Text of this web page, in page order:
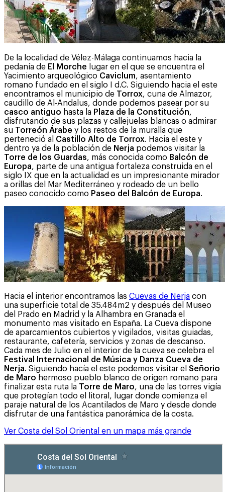
De la localidad de Vélez-Málaga continuamos hacia la
pedanía de El Morche lugar en el que se encuentra el
Yacimiento arqueológico Caviclum, asentamiento
romano fundado en el siglo I d.C. Siguiendo hacia el este
encontramos el municipio de Torrox, cuna de Almazor,
caudillo de Al-Andalus, donde podemos pasear por su
casco antiguo hasta la Plaza de la Constitución,
disfrutando de sus plazas y callejuelas blancas o admirar
su Torreón Árabe y los restos de la muralla que
perteneció al Castillo Alto de Torrox. Hacia el este y
dentro ya de la población de Nerja podemos visitar la
Torre de los Guardas, más conocida como Balcón de
Europa, parte de una antigua fortaleza construida en el
siglo IX que en la actualidad es un impresionante mirador
a orillas del Mar Mediterráneo y rodeado de un bello
paseo conocido como Paseo del Balcón de Europa.
Hacia el interior encontramos las Cuevas de Nerja con
una superficie total de 35.484m2 y después del Museo
del Prado en Madrid y la Alhambra en Granada el
monumento mas visitado en España. La Cueva dispone
de aparcamientos cubiertos y vigilados, visitas guiadas,
restaurante, cafetería, servicios y zonas de descanso.
Cada mes de Julio en el interior de la cueva se celebra el
Festival Internacional de Música y Danza Cueva de
Nerja. Siguiendo hacía el este podemos visitar el Señorio
de Maro hermoso pueblo blanco de origen romano para
finalizar esta ruta la Torre de Maro, una de las torres vigía
que protegían todo el litoral, lugar donde comienza el
paraje natural de los Acantilados de Maro y desde donde
disfrutar de una fantástica panorámica de la costa.
Ver Costa del Sol Oriental en un mapa más grande